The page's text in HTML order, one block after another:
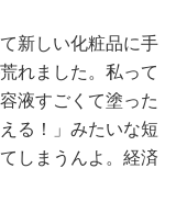
新しい化粧品に手
れました。私って
液すごくて塗った
る！」みたいな短
しまうんよ。経済